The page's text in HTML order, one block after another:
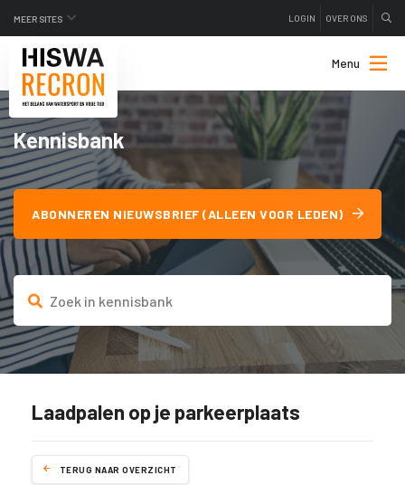
MEER SITES LOGIN OVER ONS
Menu
Kennisbank
ABONNEREN NIEUWSBRIEF (ALLEEN VOOR LEDEN)
Laadpalen op je parkeerplaats
TERUG NAAR OVERZICHT